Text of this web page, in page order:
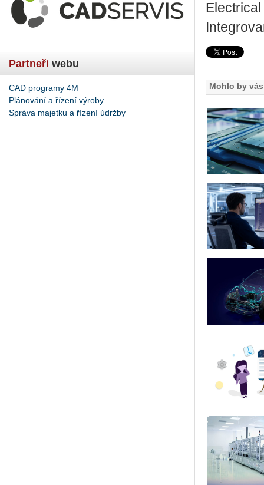
Partneři webu
CAD programy 4M
Plánování a řízení výroby
Správa majetku a řízení údržby
Mohlo by